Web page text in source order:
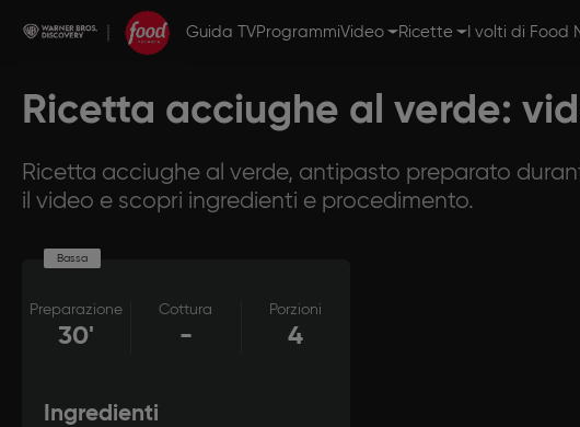
Guida TVProgrammiVideo Ricette I volti di Food
Ricetta acciughe al verde:
Ricetta acciughe al verde, antipasto preparato
il video e scopri ingredienti e procedimento.
Bassa
Preparazione
30'
Cottura
-
Porzioni
4
Ingredienti